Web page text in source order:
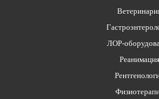
ЛОР-
Реанимация